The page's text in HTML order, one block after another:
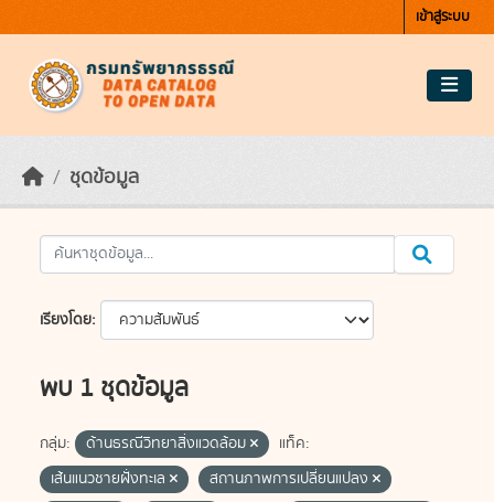
เข้าสู่ระบบ
ชุดข้อมูล
เรียงโดย
พบ 1 ชุดข้อมูล
กลุ่ม: ด้านธรณีวิทยาสิ่งแวดล้อม
แท็ค:
เส้นแนวชายฝั่งทะเล
สถานภาพการเปลี่ยนแปลง